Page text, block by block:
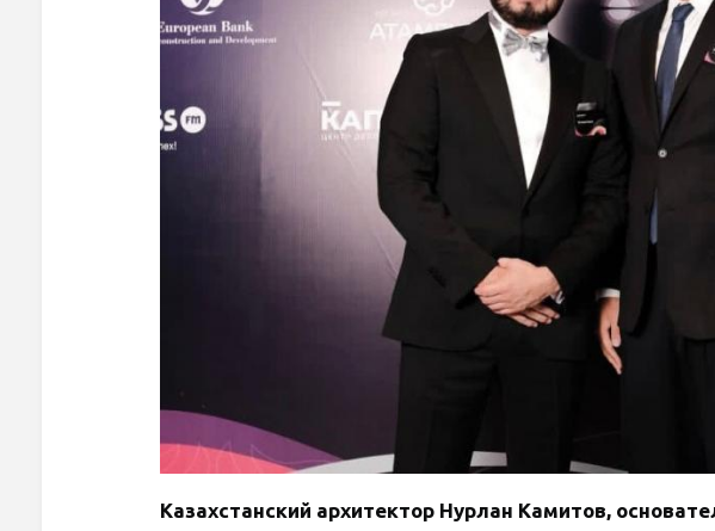
Казахстанский архитектор Нурлан Камитов,